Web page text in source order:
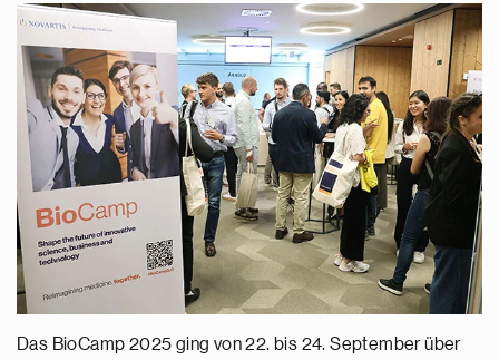
Das BioCamp 2025 ging von 22. bis 24. September über